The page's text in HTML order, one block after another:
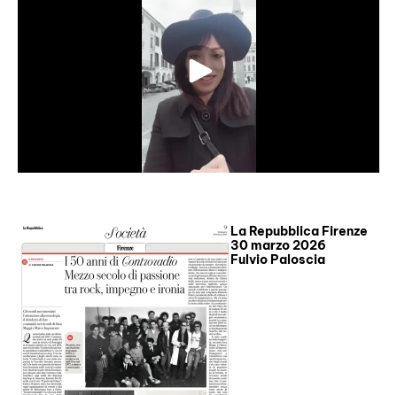
La Repubblica Firenze
30 marzo 2026
Fulvio Paloscia